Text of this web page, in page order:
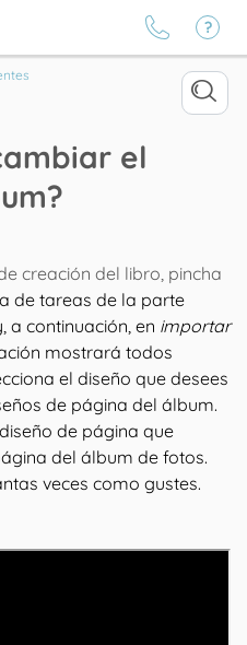
el
creación del libro, pincha
de tareas de la parte
a continuación, en importar
mostrará todos
el diseño que desees
de página del álbum.
de página que
del álbum de fotos.
veces como gustes.